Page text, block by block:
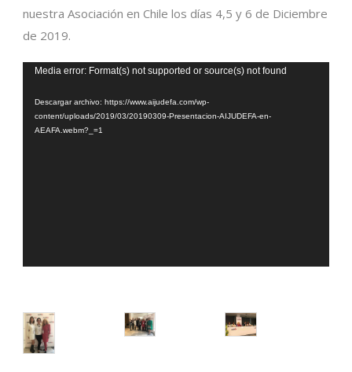
nuestra Asociación en Chile los días 4,5 y 6 de Diciembre
de 2019.
Reproductor
vídeo
Media error: Format(s) not supported or source(s) not found
Descargar archivo: https://www.aijudefa.com/wp-
content/uploads/2019/03/20190309-Presentacion-AIJUDEFA-en-
AEAFA.webm?_=1